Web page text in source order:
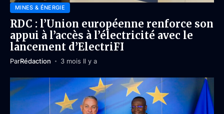
MINES & ÉNERGIE
RDC : l’Union européenne renforce son
appui à l’accès à l’électricité avec le
lancement d’ElectriFI
ParRédaction 3 mois Il y a